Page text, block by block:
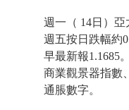
週一（ 14日）
週五按日跌幅約
早最新報1.1685
商業觀景器指數
通脹數字。